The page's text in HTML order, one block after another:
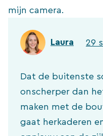
mijn camera.
Laura 29
Dat de buitenste
onscherper dan
maken met de
gaat herkaderen